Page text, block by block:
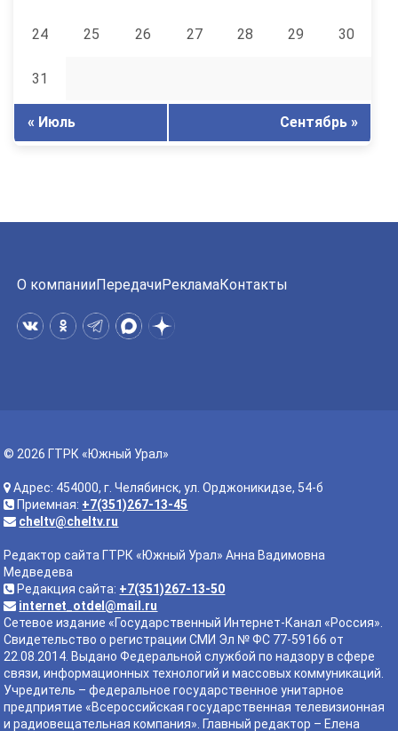
24 25 26 27 28 29 30
31
« Июль Сентябрь »
О компанииПередачиРекламаКонтакты
© 2026 ГТРК «Южный Урал»
Адрес: 454000, г. Челябинск, ул. Орджоникидзе, 54-б
Приемная: +7(351)267-13-45
cheltv@cheltv.ru
Редактор сайта ГТРК «Южный Урал» Анна Вадимовна
Медведева
Редакция сайта: +7(351)267-13-50
internet_otdel@mail.ru
Сетевое издание «Государственный Интернет-Канал «Россия».
Свидетельство о регистрации СМИ Эл № ФС 77-59166 от
22.08.2014. Выдано Федеральной службой по надзору в сфере
связи, информационных технологий и массовых коммуникаций.
Учредитель – федеральное государственное унитарное
предприятие «Всероссийская государственная телевизионная
и радиовещательная компания». Главный редактор – Елена